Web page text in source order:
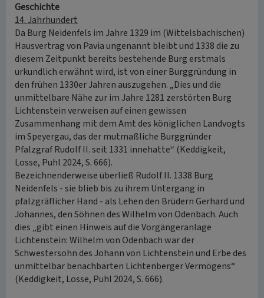
Geschichte
14. Jahrhundert
Da Burg Neidenfels im Jahre 1329 im (Wittelsbachischen)
Hausvertrag von Pavia ungenannt bleibt und 1338 die zu
diesem Zeitpunkt bereits bestehende Burg erstmals
urkundlich erwähnt wird, ist von einer Burggründung in
den frühen 1330er Jahren auszugehen. „Dies und die
unmittelbare Nähe zur im Jahre 1281 zerstörten Burg
Lichtenstein verweisen auf einen gewissen
Zusammenhang mit dem Amt des königlichen Landvogts
im Speyergau, das der mutmaßliche Burggründer
Pfalzgraf Rudolf II. seit 1331 innehatte“ (Keddigkeit,
Losse, Puhl 2024, S. 666).
Bezeichnenderweise überließ Rudolf II. 1338 Burg
Neidenfels - sie blieb bis zu ihrem Untergang in
pfalzgräflicher Hand - als Lehen den Brüdern Gerhard und
Johannes, den Söhnen des Wilhelm von Odenbach. Auch
dies „gibt einen Hinweis auf die Vorgängeranlage
Lichtenstein: Wilhelm von Odenbach war der
Schwestersohn des Johann von Lichtenstein und Erbe des
unmittelbar benachbarten Lichtenberger Vermögens“
(Keddigkeit, Losse, Puhl 2024, S. 666).